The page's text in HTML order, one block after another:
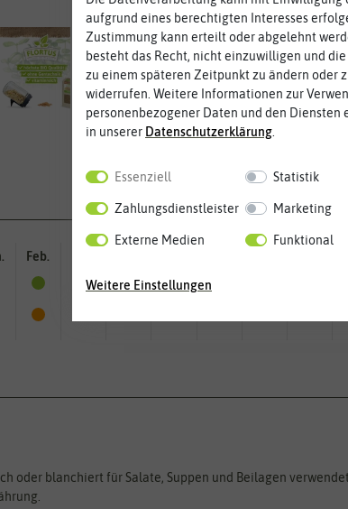
Die ausgewachsene Pflanze kann
Feb.
oder blanchiert für Salate, Suppen und Beilagen
aufgrund eines berechtigten Interesses
Zustimmung kann erteilt oder abgelehnt
besteht das Recht, nicht einzuwilligen und
zu einem späteren Zeitpunkt zu ändern oder
widerrufen. Weitere Informationen zur
personenbezogener Daten und den Diensten
in unserer Daten­schutz­erklärung
Essenziell Statistik
Zahlungsdienstleister Marketing
Externe Medien Funktional
Weitere Einstellungen